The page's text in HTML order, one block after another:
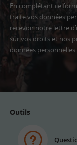
En complétant ce
traite vos données
recevoir notre lettre
sur vos droits et nos
données personnelles
Adresse
Outils